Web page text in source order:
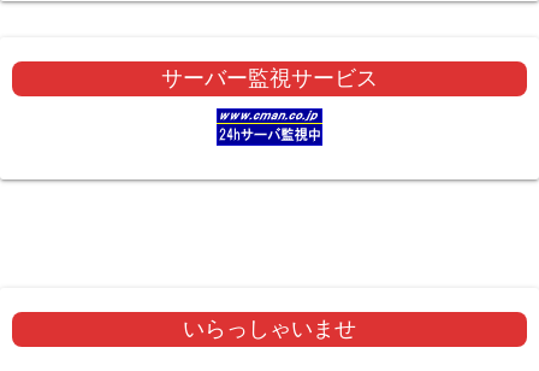
サーバー監視サービス
いらっしゃいませ